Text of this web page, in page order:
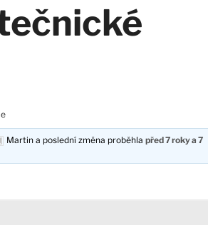
Martin a poslední změna proběhlapřed 7 roky a 7